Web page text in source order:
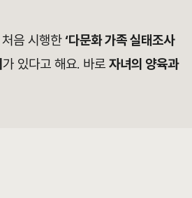
음 시행한‘다문화 가족 실태조사
가 있다고 해요. 바로 자녀의 양육과